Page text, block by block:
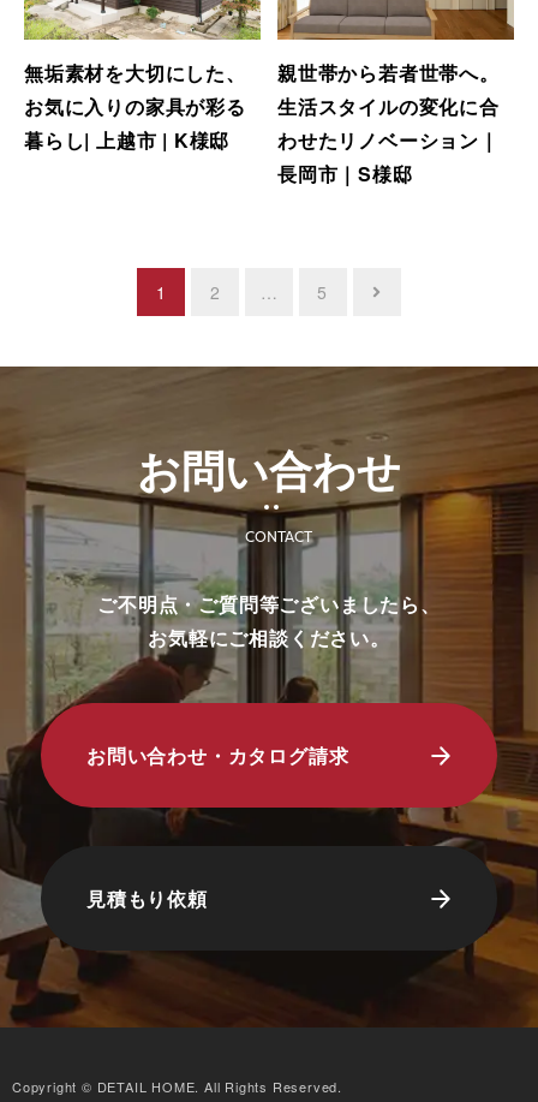
無垢素材を大切にした、
お気に入りの家具が彩る
暮らし| 上越市 | K様邸
親世帯から若者世帯へ。
生活スタイルの変化に合
わせたリノベーション｜
長岡市｜S様邸
の
ジ
送
り
1 2 … 5
お問い合わせ
CONTACT
ご不明点・ご質問等ございましたら、
お気軽にご相談ください。
お問い合わせ・カタログ請求
見積もり依頼
Copyright © DETAIL HOME. All Rights Reserved.